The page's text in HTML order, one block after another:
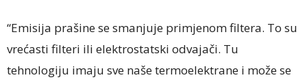
“Emisija prašine se smanjuje primjenom filtera. To su
vrećasti filteri ili elektrostatski odvajači. Tu
tehnologiju imaju sve naše termoelektrane i može se